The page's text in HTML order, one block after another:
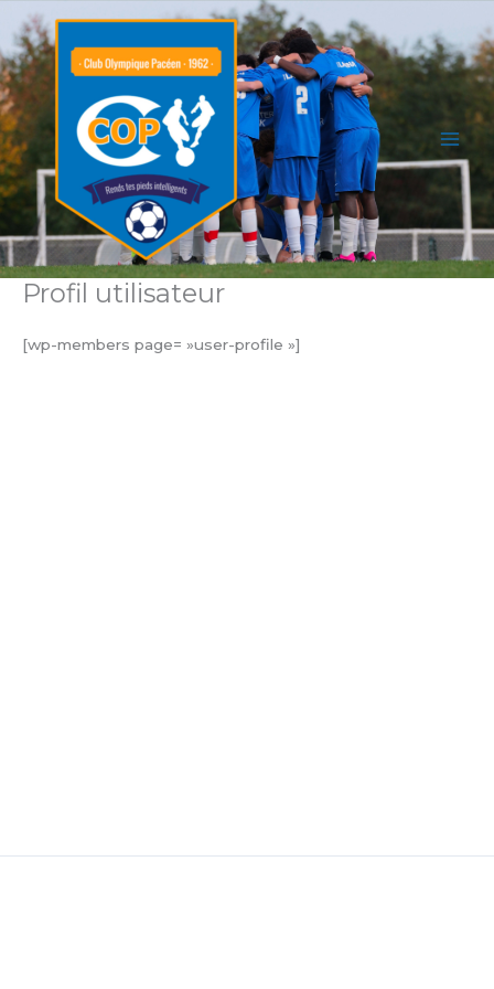
au
contenu
Profil utilisateur
[wp-members page= »user-profile »]